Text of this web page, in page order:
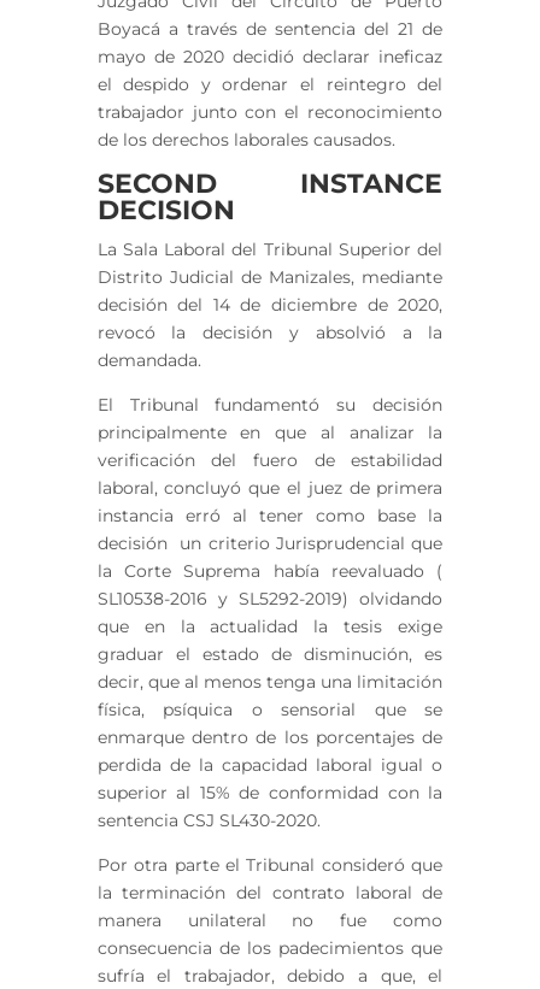
Boyacá a través de sentencia del 21 de
mayo de 2020 decidió declarar ineficaz
el despido y ordenar el reintegro del
trabajador junto con el reconocimiento
de los derechos laborales causados.
SECOND INSTANCE
DECISION
La Sala Laboral del Tribunal Superior del
Distrito Judicial de Manizales, mediante
decisión del 14 de diciembre de 2020,
revocó la decisión y absolvió a la
demandada.
El Tribunal fundamentó su decisión
principalmente en que al analizar la
verificación del fuero de estabilidad
laboral, concluyó que el juez de primera
instancia erró al tener como base la
decisión un criterio Jurisprudencial que
la Corte Suprema había reevaluado (
SL10538-2016 y SL5292-2019) olvidando
que en la actualidad la tesis exige
graduar el estado de disminución, es
decir, que al menos tenga una limitación
física, psíquica o sensorial que se
enmarque dentro de los porcentajes de
perdida de la capacidad laboral igual o
superior al 15% de conformidad con la
sentencia CSJ SL430-2020.
Por otra parte el Tribunal consideró que
la terminación del contrato laboral de
manera unilateral no fue como
consecuencia de los padecimientos que
sufría el trabajador, debido a que, el